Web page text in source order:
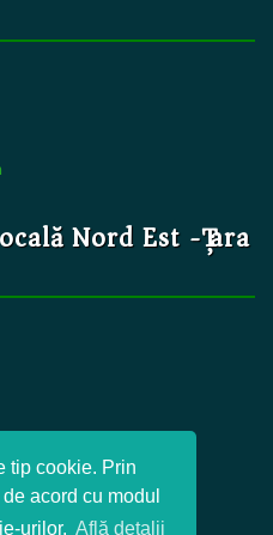
tip cookie. Prin
acord cu modul
urilor. Află detalii
Nord Est -Țara